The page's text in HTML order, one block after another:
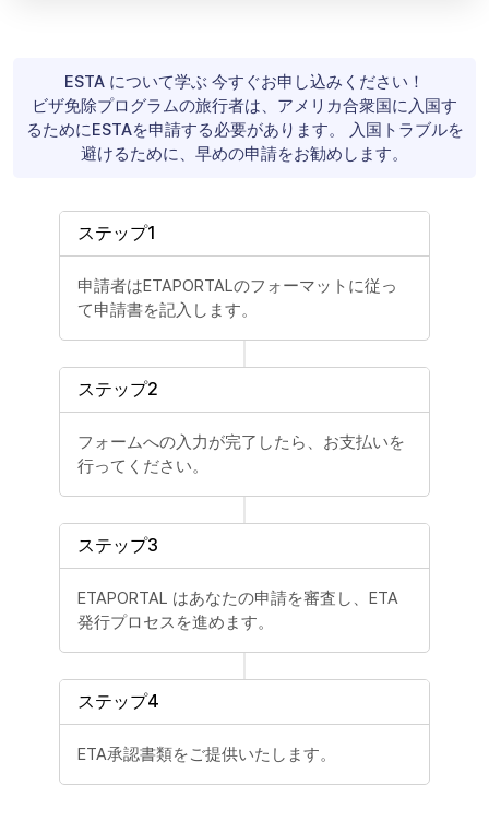
ESTA について学ぶ 今すぐお申し込みください！
ビザ免除プログラムの旅行者は、アメリカ合衆国に入国す
るためにESTAを申請する必要があります。 入国トラブルを
避けるために、早めの申請をお勧めします。
ステップ1
申請者はETAPORTALのフォーマットに従っ
て申請書を記入します。
ステップ2
フォームへの入力が完了したら、お支払いを
行ってください。
ステップ3
ETAPORTAL はあなたの申請を審査し、ETA
発行プロセスを進めます。
ステップ4
ETA承認書類をご提供いたします。